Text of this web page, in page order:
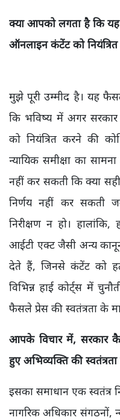
क्या आपको लगता है कि
ऑनलाइन कंटेंट को नियंत्रित
मुझे पूरी उम्मीद है। यह
कि भविष्य में अगर
को नियंत्रित करने की
न्यायिक समीक्षा का
नहीं कर सकती कि क्या
निर्णय नहीं कर सकती
निरीक्षण न हो।
आईटी एक्ट जैसी अन्य
देते हैं, जिनसे कंटेंट को
विभिन्न हाई कोर्ट्स में
फैसले प्रेस की स्वतंत्रता के
आपके विचार में, सरकार
हुए अभिव्यक्ति की
इसका समाधान एक स्वतंत्र
नागरिक अधिकार